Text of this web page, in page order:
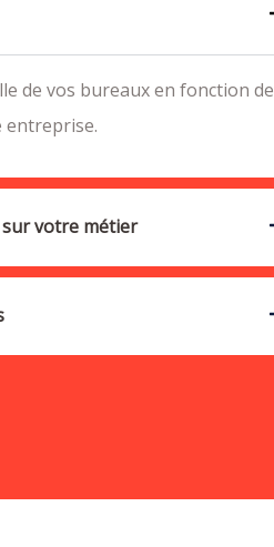
de vos bureaux en fonction de
entreprise.
sur votre métier